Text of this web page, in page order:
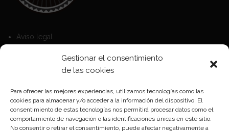
Gestionar el consentimiento
de las cookies
Para ofrecer las mejores experiencias, utilizamos tecnologías como las
cookies para almacenar y/o acceder a la información del dispositivo. El
consentimiento de estas tecnologías nos permitirá procesar datos como el
comportamiento de navegación o las identificaciones únicas en este sitio.
No consentir o retirar el consentimiento, puede afectar negativamente a
Aviso legal
Política de privacidad
Formas de pago
Plazos y condiciones de envio